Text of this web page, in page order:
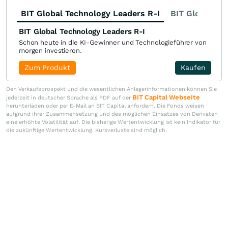
BIT Global Technology Leaders R-I BIT Global
BIT Global Technology Leaders R-I
Schon heute in die KI-Gewinner und Technologieführer von
morgen investieren.
Kaufen
Zum Produkt
Den Verkaufsprospekt und die wesentlichen Anlegerinformationen können Sie
jederzeit in deutscher Sprache als PDF auf der BIT Capital Webseite
herunterladen oder per E-Mail an BIT Capital anfordern. Die Fonds weisen
aufgrund ihrer Zusammensetzung und des möglichen Einsatzes von Derivaten
eine erhöhte Volatilität auf. Die bisherige Wertentwicklung ist kein Indikator für
die zukünftige Wertentwicklung. Kursverluste sind möglich.